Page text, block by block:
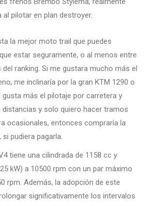
pilotar en plan destroyer.
la mejor moto trail que puedes
estar seguramente, o al menos entre
ranking. Si me gustara mucho más el
me inclinaría por la gran KTM 1290 o
gusta más el pilotaje por carretera y
distancias y solo quiero hacer tramos
ocasionales, entonces compraría la
pudiera pagarla.
tiene una cilindrada de 1158 cc y
kW) a 10500 rpm con un par máximo
rpm. Además, la adopción de este
significativamente los intervalos